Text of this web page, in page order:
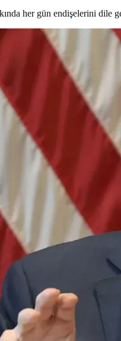
her gün endişelerini dile